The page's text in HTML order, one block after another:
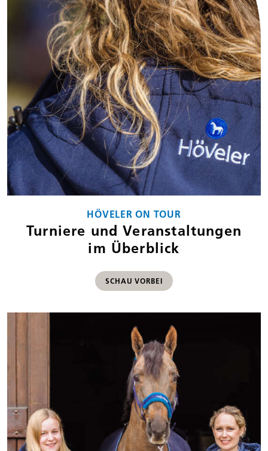
HÖVELER ON TOUR
Turniere und Veranstaltungen
im Überblick
SCHAU VORBEI